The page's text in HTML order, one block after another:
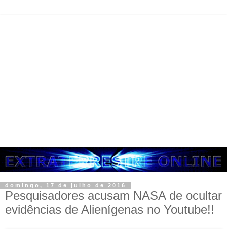
domingo, 17 de julho de 2016
Pesquisadores acusam NASA de ocultar
evidências de Alienígenas no Youtube!!